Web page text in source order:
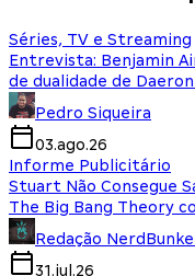
Séries, TV e Streaming
Entrevista: Benjamin
de dualidade de
Pedro Siqueira
03.ago.26
Informe Publicitário
Stuart Não Consegue
The Big Bang Theory
Redação
31.jul.26